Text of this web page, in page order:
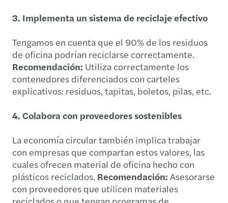
3. Implementa un sistema de reciclaje efectivo
Tengamos en cuenta que el 90% de los residuos
de oficina podrían reciclarse correctamente.
Recomendación: Utiliza correctamente los
contenedores diferenciados con carteles
explicativos: residuos, tapitas, boletos, pilas, etc.
4. Colabora con proveedores sostenibles
La economía circular también implica trabajar
con empresas que compartan estos valores, las
cuales ofrecen material de oficina hecho con
plásticos reciclados. Recomendación: Asesorarse
con proveedores que utilicen materiales
reciclados o que tengan programas de